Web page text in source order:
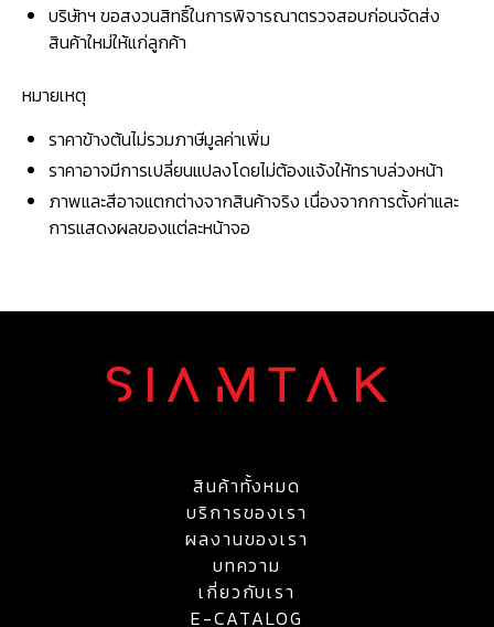
บริษัทฯ ขอสงวนสิทธิ์ในการพิจารณาตรวจสอบก่อนจัดส่ง
สินค้าใหม่ให้แก่ลูกค้า
หมายเหตุ
ราคาข้างต้นไม่รวมภาษีมูลค่าเพิ่ม
ราคาอาจมีการเปลี่ยนแปลงโดยไม่ต้องแจ้งให้ทราบล่วงหน้า
ภาพและสีอาจแตกต่างจากสินค้าจริง เนื่องจากการตั้งค่าและ
การแสดงผลของแต่ละหน้าจอ
สินค้าทั้งหมด
บริการของเรา
ผลงานของเรา
บทความ
เกี่ยวกับเรา
E-CATALOG